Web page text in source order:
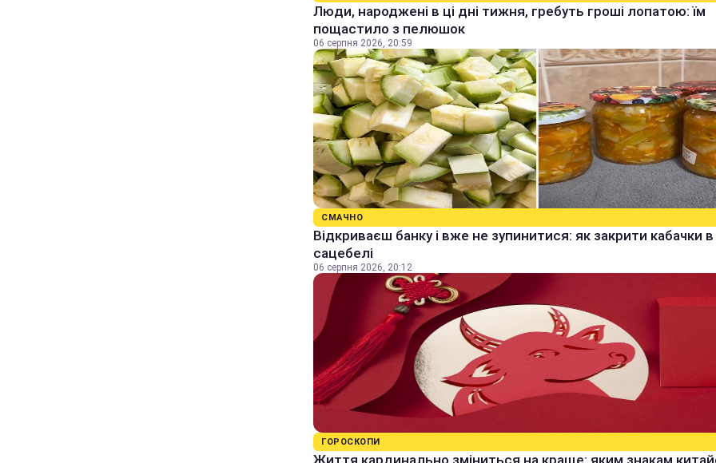
Люди, народжені в ці дні тижня, гребуть гроші лопатою: їм
пощастило з пелюшок
06 серпня 2026, 20:59
СМАЧНО
Відкриваєш банку і вже не зупинитися: як закрити кабачки в
сацебелі
06 серпня 2026, 20:12
ГОРОСКОПИ